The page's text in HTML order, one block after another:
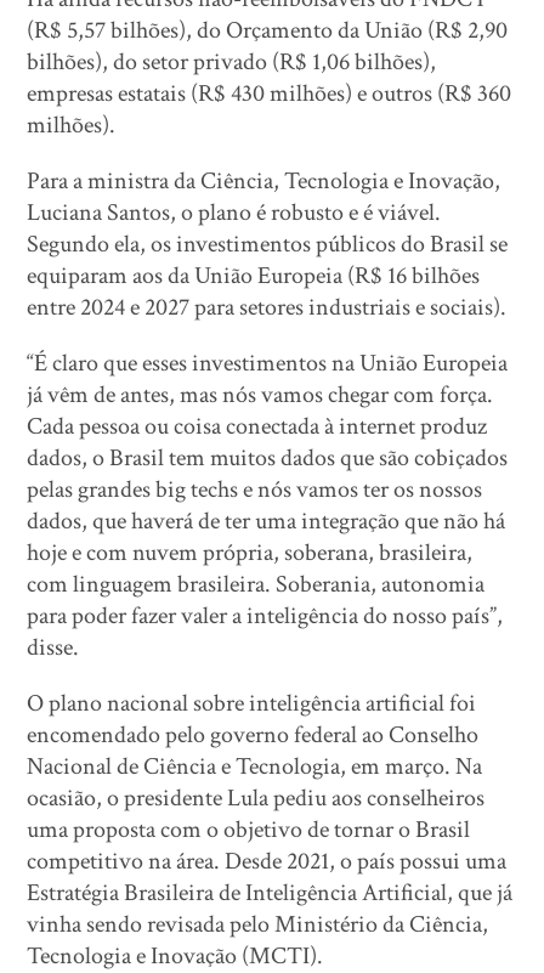
(R$ 5,57 bilhões), do Orçamento da União (R$ 2,90
bilhões), do setor privado (R$ 1,06 bilhões),
empresas estatais (R$ 430 milhões) e outros (R$ 360
milhões).
Para a ministra da Ciência, Tecnologia e Inovação,
Luciana Santos, o plano é robusto e é viável.
Segundo ela, os investimentos públicos do Brasil se
equiparam aos da União Europeia (R$ 16 bilhões
entre 2024 e 2027 para setores industriais e sociais).
“É claro que esses investimentos na União Europeia
já vêm de antes, mas nós vamos chegar com força.
Cada pessoa ou coisa conectada à internet produz
dados, o Brasil tem muitos dados que são cobiçados
pelas grandes big techs e nós vamos ter os nossos
dados, que haverá de ter uma integração que não há
hoje e com nuvem própria, soberana, brasileira,
com linguagem brasileira. Soberania, autonomia
para poder fazer valer a inteligência do nosso país”,
disse.
O plano nacional sobre inteligência artificial foi
encomendado pelo governo federal ao Conselho
Nacional de Ciência e Tecnologia, em março. Na
ocasião, o presidente Lula pediu aos conselheiros
uma proposta com o objetivo de tornar o Brasil
competitivo na área. Desde 2021, o país possui uma
Estratégia Brasileira de Inteligência Artificial, que já
vinha sendo revisada pelo Ministério da Ciência,
Tecnologia e Inovação (MCTI).